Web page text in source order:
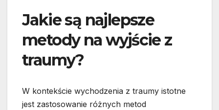
Jakie są najlepsze
metody na wyjście z
traumy?
W kontekście wychodzenia z traumy istotne
jest zastosowanie różnych metod